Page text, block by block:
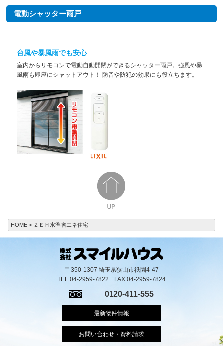
電動シャッター雨戸
台風や暴風雨でも安心
室内からリモコンで電動自動開閉ができるシャッター雨戸。強風や暴
風雨も即座にシャットアウト！ 防音や防犯の効果にも役立ちます。
HOME ＺＥＨ水準省エネ住宅
〒350-1307 埼玉県狭山市祇園4-47
TEL.04-2959-7822 FAX.04-2959-7824
0120-411-555
最新物件情報
お問い合わせ・資料請求